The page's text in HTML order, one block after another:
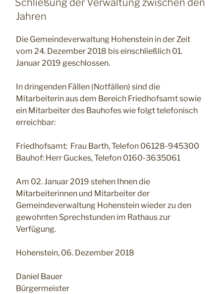
Schließung der Verwaltung zwischen den
Jahren
Die Gemeindeverwaltung Hohenstein in der Zeit
vom 24. Dezember 2018 bis einschließlich 01.
Januar 2019 geschlossen.
In dringenden Fällen (Notfällen) sind die
Mitarbeiterin aus dem Bereich Friedhofsamt sowie
ein Mitarbeiter des Bauhofes wie folgt telefonisch
erreichbar:
Friedhofsamt: Frau Barth, Telefon 06128-945300
Bauhof: Herr Guckes, Telefon 0160-3635061
Am 02. Januar 2019 stehen Ihnen die
Mitarbeiterinnen und Mitarbeiter der
Gemeindeverwaltung Hohenstein wieder zu den
gewohnten Sprechstunden im Rathaus zur
Verfügung.
Hohenstein, 06. Dezember 2018
Daniel Bauer
Bürgermeister